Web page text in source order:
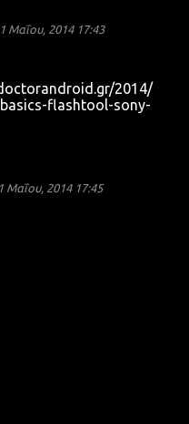
Μαΐου, 2014 17:43
2014/
flashtool-sony-
Μαΐου, 2014 17:45